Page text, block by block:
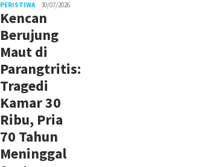
PERISTIWA 30/07/2026
Kencan
Berujung
Maut di
Parangtritis:
Tragedi
Kamar 30
Ribu, Pria
70 Tahun
Meninggal